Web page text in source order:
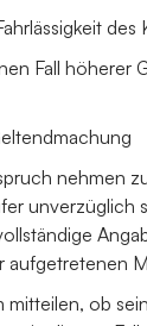
des
Fall höherer
nehmen
unverzüglich
aufgetretenen
mitteilen, ob